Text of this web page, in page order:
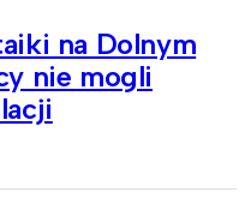
na Dolnym
nie mogli